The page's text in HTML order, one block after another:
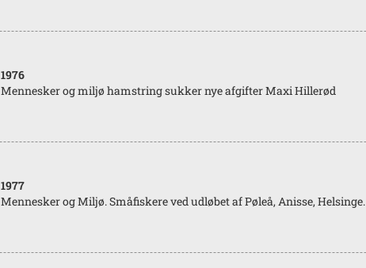
1976
Mennesker og miljø hamstring sukker nye afgifter Maxi Hillerød
1977
Mennesker og Miljø. Småfiskere ved udløbet af Pøleå, Anisse, Helsinge.